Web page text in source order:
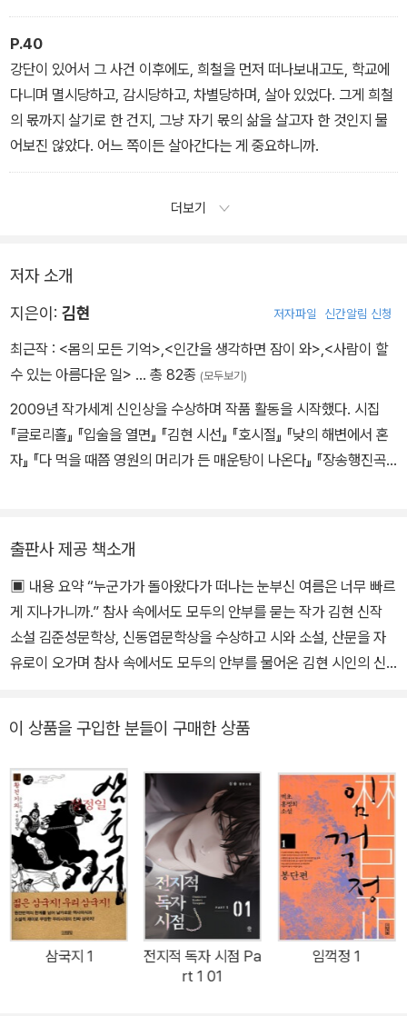
P.40
강단이 있어서 그 사건 이후에도, 희철을 먼저 떠나보내고도, 학교에
다니며 멸시당하고, 감시당하고, 차별당하며, 살아 있었다. 그게 희철
의 몫까지 살기로 한 건지, 그냥 자기 몫의 삶을 살고자 한 것인지 물
어보진 않았다. 어느 쪽이든 살아간다는 게 중요하니까.
더보기
저자 소개
지은이: 김현 저자파일 신간알림 신청
최근작 : <몸의 모든 기억>,<인간을 생각하면 잠이 와>,<사람이 할
수 있는 아름다운 일> … 총 82종 (모두보기)
2009년 작가세계 신인상을 수상하며 작품 활동을 시작했다. 시집
『글로리홀』 『입술을 열면』 『김현 시선』 『호시절』 『낮의 해변에서 혼
자』 『다 먹을 때쯤 영원의 머리가 든 매운탕이 나온다』 『장송행진곡』
『우리 반에도 있다』 『사람이 할 수 있는 아름다운 일』 『당신의 자리는
비워둘게요』(공저)가 있다.
출판사 제공 책소개
▣ 내용 요약 “누군가가 돌아왔다가 떠나는 눈부신 여름은 너무 빠르
게 지나가니까.” 참사 속에서도 모두의 안부를 묻는 작가 김현 신작
소설 김준성문학상, 신동엽문학상을 수상하고 시와 소설, 산문을 자
유로이 오가며 참사 속에서도 모두의 안부를 물어온 김현 시인의 신
엄마와 절친한 작은엄마 ‘미희’는 남편 없이 홀로 아이를 키우며 서로
를 살뜰히 보살핀다. 작은엄마의 아들 ‘형태’와 재오는 학교에서는 데
면데면하게 굴지만 엄마들 앞에서는 적당히 친한 척 너스레를 떨 줄
도 안다. 한동네에 살던 작은엄마와 형태가 멀리 이사를 간 후, 재오는
새로운 친구를 만나고 떠나보내며 기억하고 싶은 것, 기억해야 하는
것을 점차 깨닫는다. ‖출판사 서평‖ “누군가가 돌아왔다가 떠나는 눈
부신 여름은 너무 빠르게 지나가니까.” 영원히 함께하겠다는 말 대신
영원히 기억하겠다는 약속 김준성문학상, 신동엽문학상을 수상하고
시와 소설, 산문을 자유로이 오가며 참사 속에서도 모두의 안부를 물
어온 김현 시인의 신작 소설 《고유한 형태》가 위즈덤하우스의 단편소
이 상품을 구입한 분들이 구매한 상품
삼국지 1
전지적 독자 시점 Pa
rt 1 01
임꺽정 1